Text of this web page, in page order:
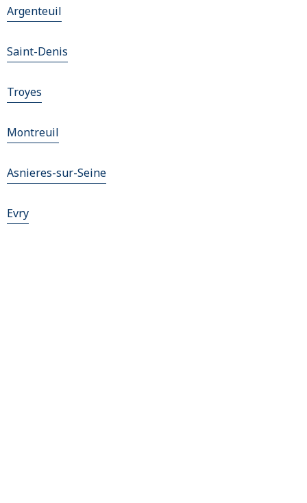
Argenteuil
Saint-Denis
Troyes
Montreuil
Asnieres-sur-Seine
Evry